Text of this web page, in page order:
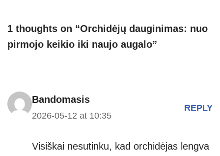
s
A
e
gr
a
e
n
e
1 thoughts on “Orchidėjų dauginimas: nuo
pirmojo keikio iki naujo augalo”
Bandomasis
2026-05-12 at 10:35
REPLY
Visiškai nesutinku, kad orchidėjas lengva